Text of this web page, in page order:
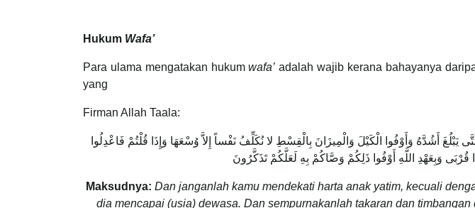
Hukum Wafa’
Para ulama mengatakan hukumwafa’ adalah wajib kerana bahayanya
yang
Firman Allah Taala:
يَبْلُغَ أَشُدَّهُ وَأَوْفُوا الْكَيْلَ وَالْمِيزَانَ بِالْقِسْطِ لا نُكَلِّفُ نَفْساً إِلاَّ وُسْعَهَا وَإِذَا قُلْتُمْ فَاعْدِلُوا
قُرْبَى وَبِعَهْدِ اللَّهِ أَوْفُوا ذَلِكُمْ وَصَّاكُمْ بِهِ لَعَلَّكُمْ تَذَكَّرُونَ
Maksudnya: Dan janganlah kamu mendekati harta anak yatim, kecuali
dia mencapai (usia) dewasa. Dan sempurnakanlah takaran dan